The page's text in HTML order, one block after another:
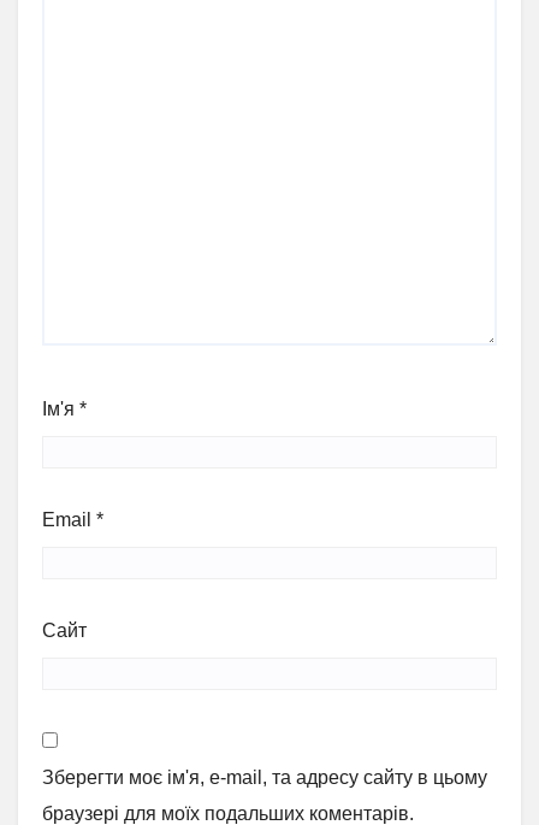
Ім'я *
Email *
Сайт
Зберегти моє ім'я, e-mail, та адресу сайту в цьому
браузері для моїх подальших коментарів.